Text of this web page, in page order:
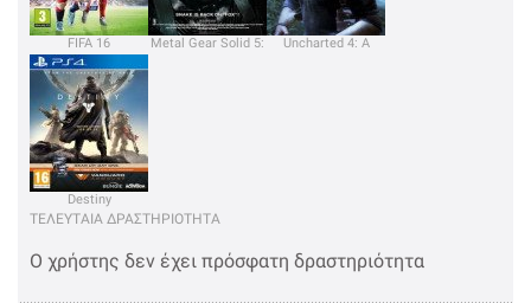
FIFA 16
Metal Gear Solid 5:
Uncharted 4: A
Destiny
ΤΕΛΕΥΤΑΙΑ ΔΡΑΣΤΗΡΙΟΤΗΤΑ
Ο χρήστης δεν έχει πρόσφατη δραστηριότητα